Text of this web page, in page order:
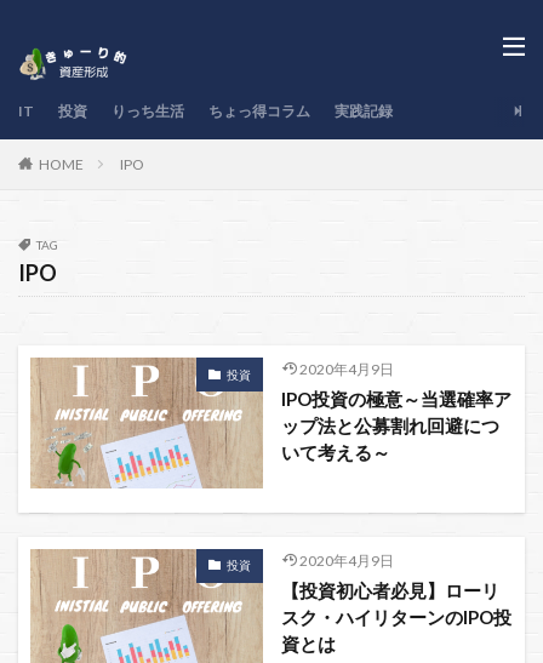
IT 投資 りっち生活 ちょっ得コラム 実践記録
HOME IPO
TAG
IPO
投資 2020年4月9日
IPO投資の極意～当選確率ア
ップ法と公募割れ回避につ
いて考える～
投資 2020年4月9日
【投資初心者必見】ローリ
スク・ハイリターンのIPO投
資とは